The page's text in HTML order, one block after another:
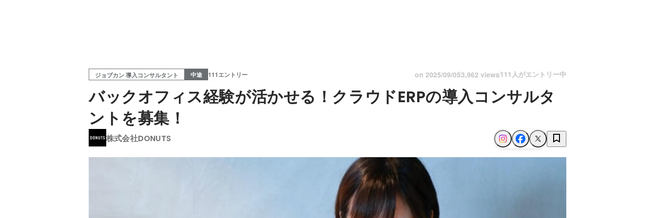
ジョブカン 導入コンサルタント 中途 111エントリー on 2025/09/053,962 views111人がエントリー中
バックオフィス経験が活かせる！クラウドERPの導入コンサルタ
ントを募集！
株式会社DONUTS